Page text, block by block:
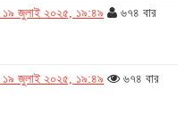
১৯ জুলাই ২০২৫, ১৯:৪৯
৬৭৪ বার
১৯ জুলাই ২০২৫, ১৯:৪৯
৬৭৪ বার